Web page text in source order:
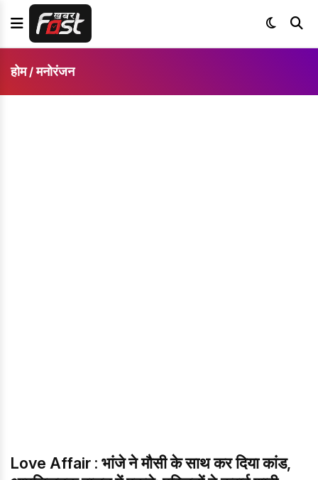
होम/ मनोरंजन
Love Affair : भांजे ने मौसी के साथ कर दिया कांड,